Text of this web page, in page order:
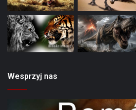
Wesprzyj nas